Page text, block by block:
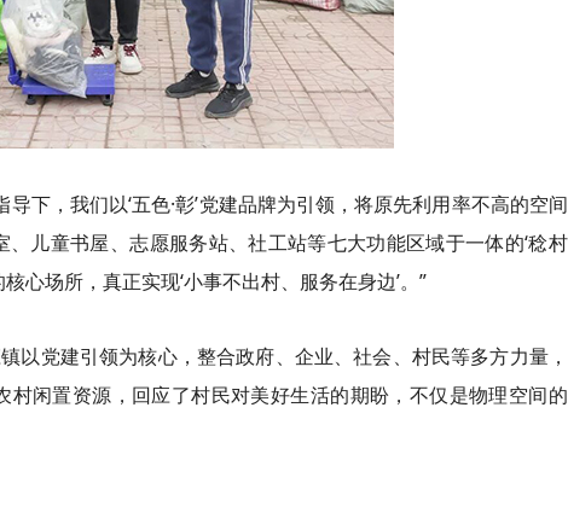
下，我们以‘五色·彰’党建品牌为引领，将原先利用率不高的空
儿童书屋、志愿服务站、社工站等七大功能区域于一体的‘稔
心场所，真正实现‘小事不出村、服务在身边’。”
以党建引领为核心，整合政府、企业、社会、村民等多方力量
闲置资源，回应了村民对美好生活的期盼，不仅是物理空间